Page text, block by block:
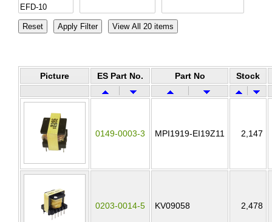
Picture ES Part No. Part No Stock
0149-0003-3 MPI1919-EI19Z11 2,147
0203-0014-5 KV09058 2,478